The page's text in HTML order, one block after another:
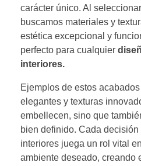
carácter único. Al seleccionar
buscamos materiales y
estética excepcional y
perfecto para cualquier
interiores.
Ejemplos de estos
elegantes y texturas
embellecen, sino que
bien definido. Cada
interiores juega un rol vital
ambiente deseado, creando